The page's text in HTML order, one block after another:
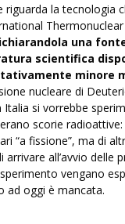
la tecnologia
una
scientifica
minore
nucleare di
si vorrebbe
scorie
“a fissione”, ma di
all’avvio delle
vengano
ad oggi è mancata.